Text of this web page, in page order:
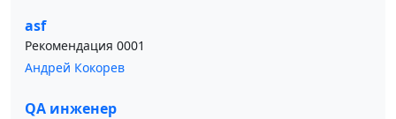
asf
Рекомендация 0001
Андрей Кокорев
QA инженер